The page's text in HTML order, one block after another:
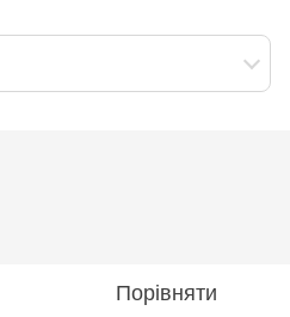
Порівняти